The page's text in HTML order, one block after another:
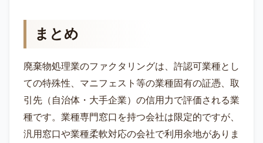
まとめ
廃棄物処理業のファクタリングは、許認可業種とし
ての特殊性、マニフェスト等の業種固有の証憑、取
引先（自治体・大手企業）の信用力で評価される業
種です。業種専門窓口を持つ会社は限定的ですが、
汎用窓口や業種柔軟対応の会社で利用余地がありま